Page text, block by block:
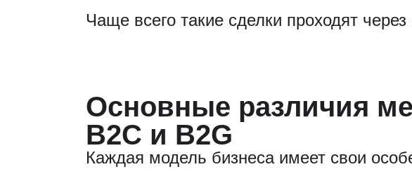
Чаще всего такие сделки проходят через
Основные различия
B2C и B2G
Каждая модель бизнеса имеет свои